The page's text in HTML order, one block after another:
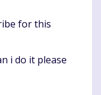
for this
i do it please